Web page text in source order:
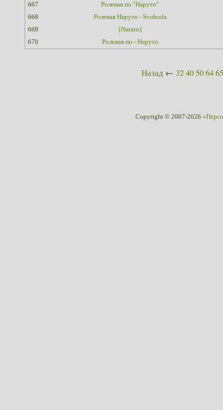
667
Ролевая по "Наруто"
668
Ролевая Наруто - Svoboda
669
}Naruto{
670
Ролевая по - Наруто
Назад ← 3240506465
Copyright © 2007-2026